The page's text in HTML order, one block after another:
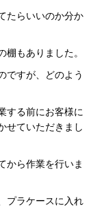
たらいいのか分か
もありました。
ですが、どのよう
する前にお客様に
せていただきまし
から作業を行いま
プラケースに入れ